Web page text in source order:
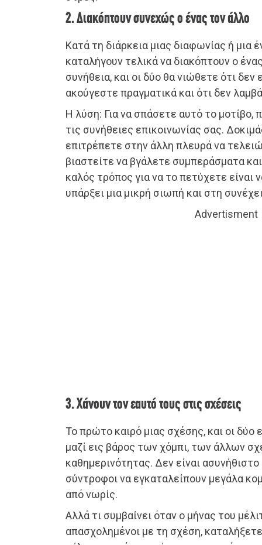
2. Διακόπτουν συνεχώς ο ένας τον άλλο
Κατά τη διάρκεια μιας διαφωνίας ή μια
καταλήγουν τελικά να διακόπτουν ο
συνήθεια, και οι δύο θα νιώθετε ότι δεν
ακούγεστε πραγματικά και ότι δεν
Η λύση: Για να σπάσετε αυτό το μοτίβο,
τις συνήθειες επικοινωνίας σας.
επιτρέπετε στην άλλη πλευρά να
βιαστείτε να βγάλετε συμπεράσματα
καλός τρόπος για να το πετύχετε είναι
υπάρξει μια μικρή σιωπή και στη
Advertisment
3. Χάνουν τον εαυτό τους στις σχέσεις
Το πρώτο καιρό μιας σχέσης, και οι δύο
μαζί εις βάρος των χόμπι, των άλλων
καθημερινότητας. Δεν είναι ασυνήθιστο
σύντροφοι να εγκαταλείπουν μεγάλα
από νωρίς.
Αλλά τι συμβαίνει όταν ο μήνας του
απασχολημένοι με τη σχέση,